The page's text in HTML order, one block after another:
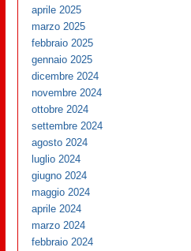
aprile 2025
marzo 2025
febbraio 2025
gennaio 2025
dicembre 2024
novembre 2024
ottobre 2024
settembre 2024
agosto 2024
luglio 2024
giugno 2024
maggio 2024
aprile 2024
marzo 2024
febbraio 2024